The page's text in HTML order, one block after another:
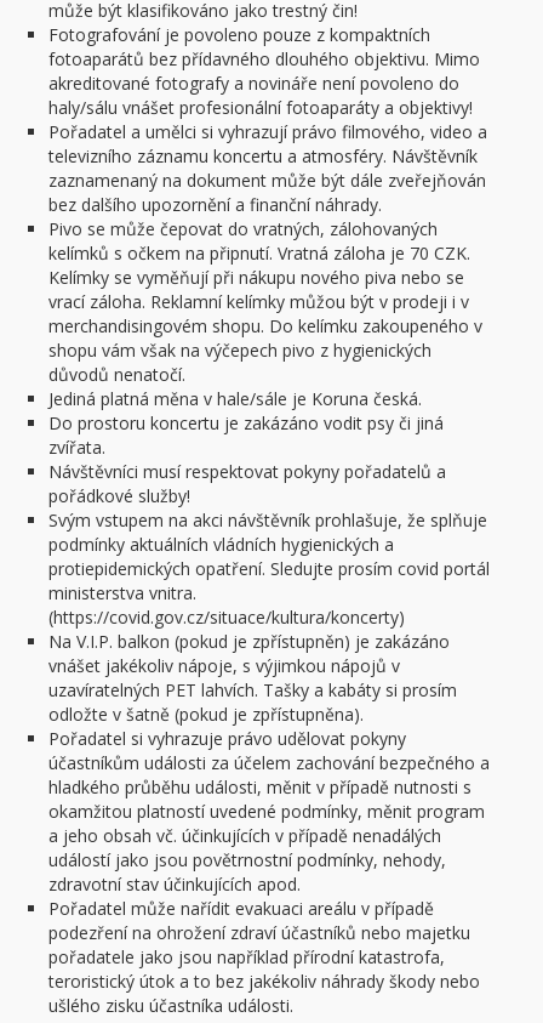
může být klasifikováno jako trestný čin!
Fotografování je povoleno pouze z kompaktních
fotoaparátů bez přídavného dlouhého objektivu. Mimo
akreditované fotografy a novináře není povoleno do
haly/sálu vnášet profesionální fotoaparáty a objektivy!
Pořadatel a umělci si vyhrazují právo filmového, video a
televizního záznamu koncertu a atmosféry. Návštěvník
zaznamenaný na dokument může být dále zveřejňován
bez dalšího upozornění a finanční náhrady.
Pivo se může čepovat do vratných, zálohovaných
kelímků s očkem na připnutí. Vratná záloha je 70 CZK.
Kelímky se vyměňují při nákupu nového piva nebo se
vrací záloha. Reklamní kelímky můžou být v prodeji i v
merchandisingovém shopu. Do kelímku zakoupeného v
shopu vám však na výčepech pivo z hygienických
důvodů nenatočí.
Jediná platná měna v hale/sále je Koruna česká.
Do prostoru koncertu je zakázáno vodit psy či jiná
zvířata.
Návštěvníci musí respektovat pokyny pořadatelů a
pořádkové služby!
Svým vstupem na akci návštěvník prohlašuje, že splňuje
podmínky aktuálních vládních hygienických a
protiepidemických opatření. Sledujte prosím covid portál
ministerstva vnitra.
(https://covid.gov.cz/situace/kultura/koncerty)
Na V.I.P. balkon (pokud je zpřístupněn) je zakázáno
vnášet jakékoliv nápoje, s výjimkou nápojů v
uzavíratelných PET lahvích. Tašky a kabáty si prosím
odložte v šatně (pokud je zpřístupněna).
Pořadatel si vyhrazuje právo udělovat pokyny
účastníkům události za účelem zachování bezpečného a
hladkého průběhu události, měnit v případě nutnosti s
okamžitou platností uvedené podmínky, měnit program
a jeho obsah vč. účinkujících v případě nenadálých
událostí jako jsou povětrnostní podmínky, nehody,
zdravotní stav účinkujících apod.
Pořadatel může nařídit evakuaci areálu v případě
podezření na ohrožení zdraví účastníků nebo majetku
pořadatele jako jsou například přírodní katastrofa,
teroristický útok a to bez jakékoliv náhrady škody nebo
ušlého zisku účastníka události.